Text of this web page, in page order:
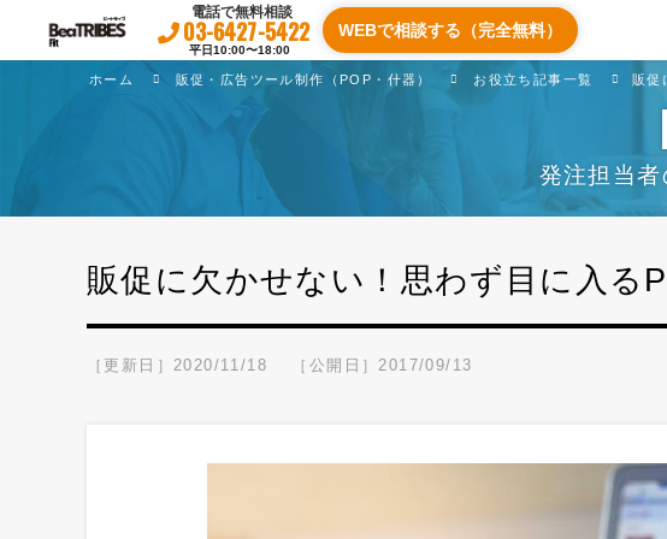
電話で無料相談
03-6427-5422
平日10:00〜18:00
WEBで相談する（完全無料）
ホーム 販促・広告ツール制作（POP・什器） お役立ち記事一覧 販促
発注担当
販促に欠かせない！思わず目に入る
［更新日］2020/11/18 ［公開日］2017/09/13